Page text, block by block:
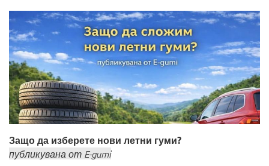
Защо да изберете нови летни гуми?
публикувана от E-gumi